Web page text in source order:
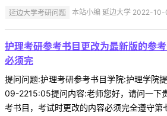
延边大学考研问题 本站小编 延边大学 2022-
护理考研参考书目更改为最新版的参
必须完
提问问题:护理考研参考书目学院:护理学
09-2215:05提问内容:老师您好，请问一下
考书目，考试时更改的内容必须完全遵守第